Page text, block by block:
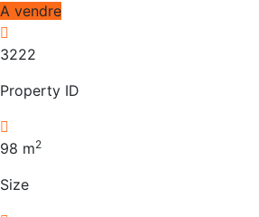
A vendre
3222
Property ID
98 m2
Size